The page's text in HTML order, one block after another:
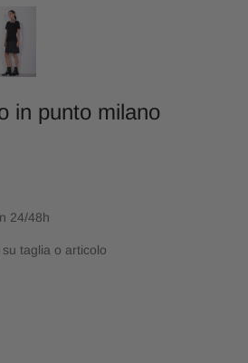
in punto milano
24/48h
taglia o articolo